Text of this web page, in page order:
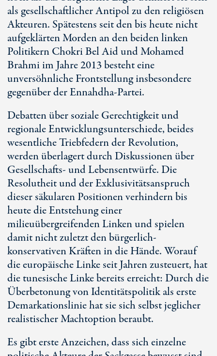
als gesellschaftlicher Antipol zu den religiösen
Akteuren. Spätestens seit den bis heute nicht
aufgeklärten Morden an den beiden linken
Politikern Chokri Bel Aid und Mohamed
Brahmi im Jahre 2013 besteht eine
unversöhnliche Frontstellung insbesondere
gegenüber der Ennahdha-Partei.
Debatten über soziale Gerechtigkeit und
regionale Entwicklungsunterschiede, beides
wesentliche Triebfedern der Revolution,
werden überlagert durch Diskussionen über
Gesellschafts- und Lebensentwürfe. Die
Resolutheit und der Exklusivitätsanspruch
dieser säkularen Positionen verhindern bis
heute die Entstehung einer
milieuübergreifenden Linken und spielen
damit nicht zuletzt den bürgerlich-
konservativen Kräften in die Hände. Worauf
die europäische Linke seit Jahren zusteuert, hat
die tunesische Linke bereits erreicht: Durch die
Überbetonung von Identitätspolitik als erste
Demarkationslinie hat sie sich selbst jeglicher
realistischer Machtoption beraubt.
Es gibt erste Anzeichen, dass sich einzelne